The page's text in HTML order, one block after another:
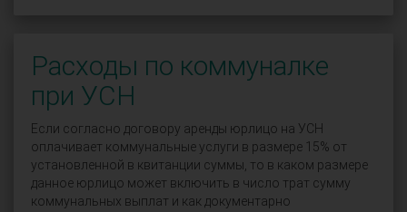
Расходы по коммуналке
при УСН
Если согласно договору аренды юрлицо на УСН
оплачивает коммунальные услуги в размере 15% от
установленной в квитанции суммы, то в каком размере
данное юрлицо может включить в число трат сумму
коммунальных выплат и как документарно